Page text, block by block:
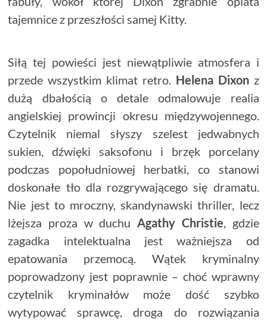
tajemnice z przeszłości samej Kitty.
Siłą tej powieści jest niewątpliwie atmosfera i
przede wszystkim klimat retro. Helena Dixonz
dużą dbałością o detale odmalowuje realia
angielskiej prowincji okresu międzywojennego.
Czytelnik niemal słyszy szelest jedwabnych
sukien, dźwięki saksofonu i brzęk porcelany
podczas popołudniowej herbatki, co stanowi
doskonałe tło dla rozgrywającego się dramatu.
Nie jest to mroczny, skandynawski thriller, lecz
lżejsza proza w duchu Agathy Christie , gdzie
zagadka intelektualna jest ważniejsza od
epatowania przemocą. Wątek kryminalny
poprowadzony jest poprawnie – choć wprawny
czytelnik kryminałów może dość szybko
wytypować sprawcę, droga do rozwiązania